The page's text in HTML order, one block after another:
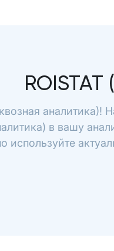
аналитика)!
в вашу
используйте